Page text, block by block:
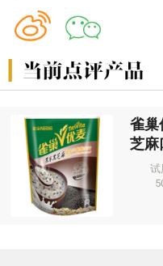
雀巢
芝麻
试